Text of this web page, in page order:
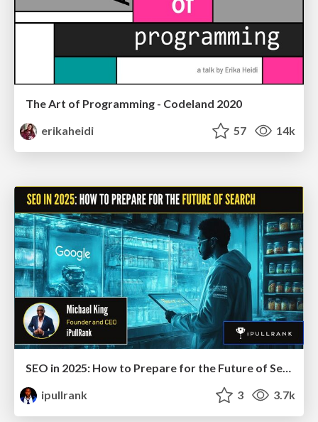
The Art of Programming - Codeland 2020
erikaheidi
57 14k
SEO in 2025: How to Prepare for the Future of Search
ipullrank
3 3.7k